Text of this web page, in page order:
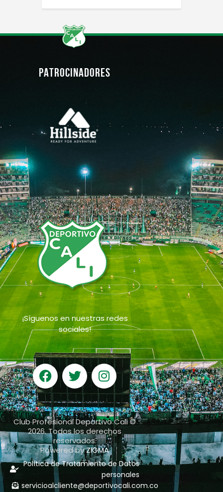
PATROCINADORES
¡Síguenos en nuestras redes
sociales!
Club Profesional Deportivo Cali ©
2026. Todos los derechos
reservados.
Powered byZIGMA
Política de Tratamiento de Datos
personales
servicioalcliente@deportivocali.com.co